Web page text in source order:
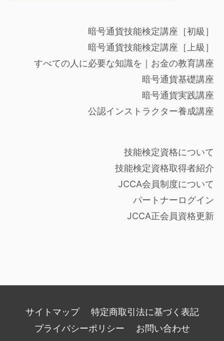
暗号通貨技能検定講座［初級］
暗号通貨技能検定講座［上級］
すべての人に必要な知識を｜お金の教育講座
暗号通貨基礎講座
暗号通貨実践講座
公認インストラクター養成講座
技能検定資格について
技能検定資格取得者紹介
JCCA会員制度について
パートナーログイン
JCCA正会員資格更新
サイトマップ
特定商取引法に基づく表記
プライバシーポリシー
お問い合わせ